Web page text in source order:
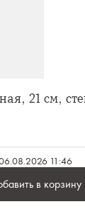
21 см,
11:46
в корзину